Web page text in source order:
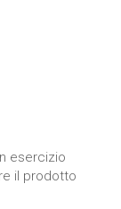
esercizio
il prodotto